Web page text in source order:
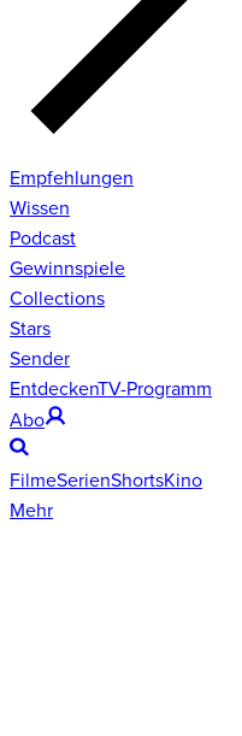
Empfehlungen
Wissen
Podcast
Gewinnspiele
Collections
Stars
Sender
EntdeckenTV-Programm
Abo
FilmeSerienShortsKino
Mehr